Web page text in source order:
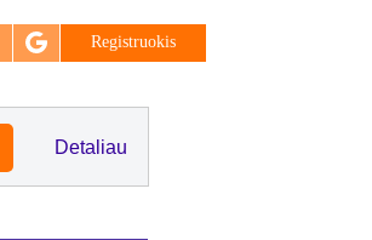
Registruokis
Detaliau